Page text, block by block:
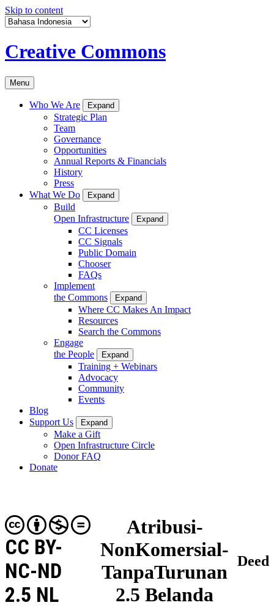
Skip to content
Creative Commons
Menu
Who We Are Expand
Strategic Plan
Team
Governance
Opportunities
Annual Reports & Financials
History
Press
What We Do
Expand
Build
Open Infrastructure
Expand
CC Licenses
CC Signals
Public Domain
Chooser
FAQs
Implement
the Commons
Expand
Where CC Makes An Impact
Resources
Search the Commons
Engage
the People
Expand
Training + Webinars
Advocacy
Community
Events
Blog
Support Us
Expand
Make a Gift
Open Infrastructure Circle
Donor FAQ
Donate
Atribusi-
NonKomersial-
TanpaTurunan
2.5 Belanda
CC BY-
NC-ND
2.5 NL
Deed